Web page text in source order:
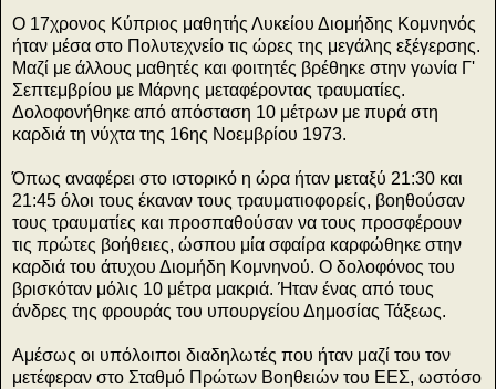
Ο 17χρονος Κύπριος μαθητής Λυκείου Διομήδης Κομνηνός
ήταν μέσα στο Πολυτεχνείο τις ώρες της μεγάλης εξέγερσης.
Μαζί με άλλους μαθητές και φοιτητές βρέθηκε στην γωνία Γ'
Σεπτεμβρίου με Μάρνης μεταφέροντας τραυματίες.
Δολοφονήθηκε από απόσταση 10 μέτρων με πυρά στη
καρδιά τη νύχτα της 16ης Νοεμβρίου 1973.
Όπως αναφέρει στο ιστορικό η ώρα ήταν μεταξύ 21:30 και
21:45 όλοι τους έκαναν τους τραυματιοφορείς, βοηθούσαν
τους τραυματίες και προσπαθούσαν να τους προσφέρουν
τις πρώτες βοήθειες, ώσπου μία σφαίρα καρφώθηκε στην
καρδιά του άτυχου Διομήδη Κομνηνού. Ο δολοφόνος του
βρισκόταν μόλις 10 μέτρα μακριά. Ήταν ένας από τους
άνδρες της φρουράς του υπουργείου Δημοσίας Τάξεως.
Αμέσως οι υπόλοιποι διαδηλωτές που ήταν μαζί του τον
μετέφεραν στο Σταθμό Πρώτων Βοηθειών του ΕΕΣ, ωστόσο